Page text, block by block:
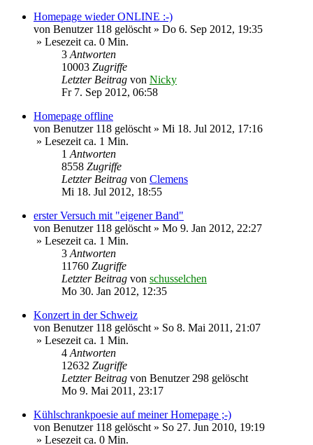
Homepage wieder ONLINE :-)
von Benutzer 118 gelöscht» Do 6. Sep 2012, 19:35
» Lesezeit ca. 0 Min.
3Antworten
10003 Zugriffe
Letzter Beitrag von Nicky
Fr 7. Sep 2012, 06:58
Homepage offline
von Benutzer 118 gelöscht» Mi 18. Jul 2012, 17:16
» Lesezeit ca. 1 Min.
1Antworten
8558 Zugriffe
Letzter Beitrag von Clemens
Mi 18. Jul 2012, 18:55
erster Versuch mit "eigener Band"
von Benutzer 118 gelöscht» Mo 9. Jan 2012, 22:27
» Lesezeit ca. 1 Min.
3Antworten
11760 Zugriffe
Letzter Beitrag von schusselchen
Mo 30. Jan 2012, 12:35
Konzert in der Schweiz
von Benutzer 118 gelöscht» So 8. Mai 2011, 21:07
» Lesezeit ca. 1 Min.
4Antworten
12632 Zugriffe
Letzter Beitrag von Benutzer 298 gelöscht
Mo 9. Mai 2011, 23:17
Kühlschrankpoesie auf meiner Homepage ;-)
von Benutzer 118 gelöscht» So 27. Jun 2010, 19:19
» Lesezeit ca. 0 Min.